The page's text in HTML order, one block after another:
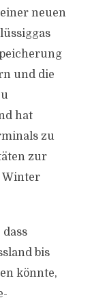
neuen
und die
hat
zu
zur
Winter
bis
könnte,